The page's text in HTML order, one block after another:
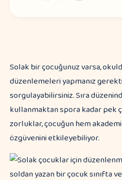
Solak bir çocuğunuz varsa,
düzenlemeleri yapmanız
sorgulayabilirsiniz. Sıra
kullanmaktan spora kadar pek
zorluklar, çocuğun hem
özgüvenini etkileyebiliyor.